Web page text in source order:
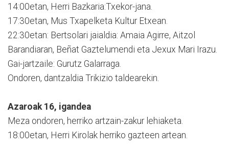
14:00etan, Herri Bazkaria:Txekor-jana.
17:30etan, Mus Txapelketa Kultur Etxean.
22:30etan: Bertsolari jaialdia: Amaia Agirre, Aitzol
Barandiaran, Beñat Gaztelumendi eta Jexux Mari Irazu.
Gai-jartzaile: Gurutz Galarraga.
Ondoren, dantzaldia Trikizio taldearekin.
Azaroak 16, igandea
Meza ondoren, herriko artzain-zakur lehiaketa.
18:00etan, Herri Kirolak herriko gazteen artean.